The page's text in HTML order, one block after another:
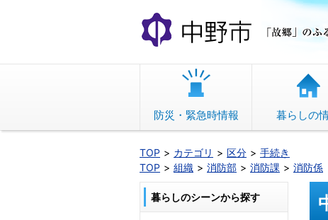
文
へ
動
防災・緊急時情報 暮らしの
TOP カテゴリ 区分
手続き
TOP
組織 消防部 消防課 消防係
暮らしのシーンから探す